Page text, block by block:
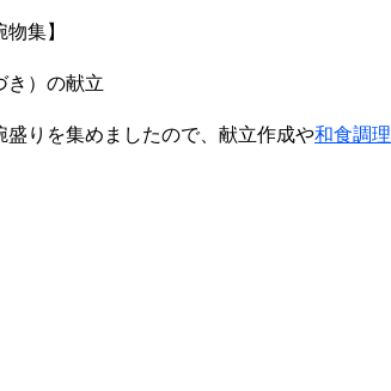
物集】
き）の献立
盛りを集めましたので、献立作成や和食調理